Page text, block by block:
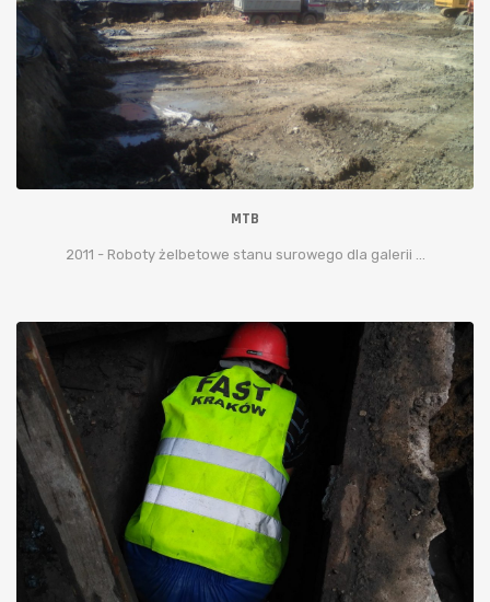
MTB
2011 - Roboty żelbetowe stanu surowego dla galerii ...